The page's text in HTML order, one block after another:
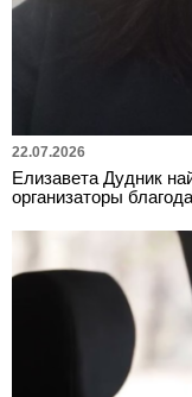
22.07.2026
Елизавета Дудник
организаторы